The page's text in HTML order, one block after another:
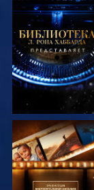
СМОТРЕТЬ
ПЕРЕДАЧИ
СМОТРЕТЬ
ПЕРЕДАЧИ